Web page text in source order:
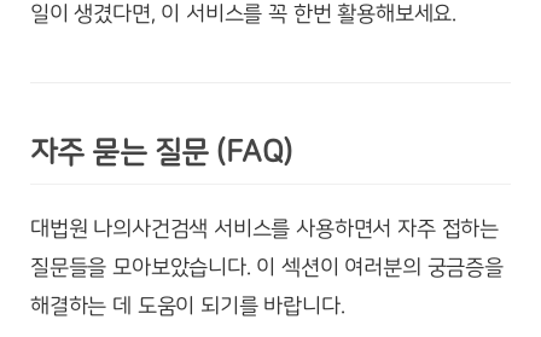
일이 생겼다면, 이 서비스를 꼭 한번 활용해보세요.
자주 묻는 질문 (FAQ)
대법원 나의사건검색 서비스를 사용하면서 자주 접하는
질문들을 모아보았습니다. 이 섹션이 여러분의 궁금증을
해결하는 데 도움이 되기를 바랍니다.